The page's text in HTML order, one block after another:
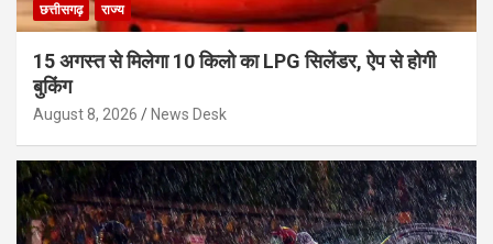
छत्तीसगढ़ राज्य
15 अगस्त से मिलेगा 10 किलो का LPG सिलेंडर, ऐप से होगी
बुकिंग
August 8, 2026 News Desk